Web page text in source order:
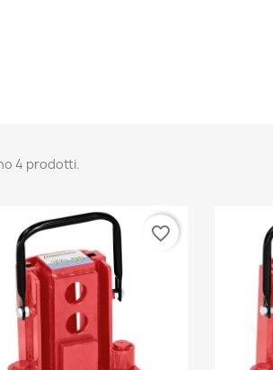
4 prodotti.
favorite_border